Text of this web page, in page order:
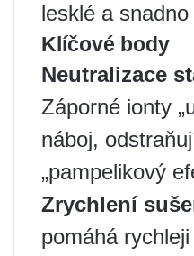
lesklé a
Klíčové body
Neutralizace
Záporné ionty
náboj,
„pampelikový
Zrychlení
pomáhá